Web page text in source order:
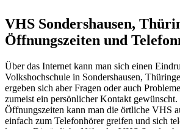
VHS Sondershausen,
Öffnungszeiten und
Über das Internet kann man sich einen
Volkshochschule in Sondershausen,
ergeben sich aber Fragen oder auch
zumeist ein persönlicher Kontakt
Öffnungszeiten kann man die örtliche VHS
einfach zum Telefonhörer greifen und sich